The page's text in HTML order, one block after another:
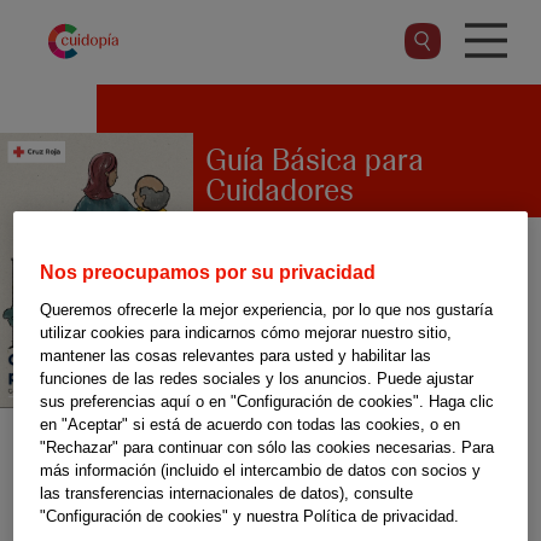
contenido
Guía Básica para
Cuidadores
El canal dirigido a las personas
cuidadoras de Cruz Roja
Española, SerCuidadorA,
ofrece a través de esta guía
información sobre qué significa
ser cuidadora de un familiar,
consejos sobre cómo adaptar
Nos preocupamos por su privacidad
Queremos ofrecerle la mejor experiencia, por lo que nos gustaría
utilizar cookies para indicarnos cómo mejorar nuestro sitio,
mantener las cosas relevantes para usted y habilitar las
funciones de las redes sociales y los anuncios. Puede ajustar
sus preferencias aquí o en "Configuración de cookies". Haga clic
en "Aceptar" si está de acuerdo con todas las cookies, o en
"Rechazar" para continuar con sólo las cookies necesarias. Para
más información (incluido el intercambio de datos con socios y
las transferencias internacionales de datos), consulte
"Configuración de cookies" y nuestra Política de privacidad.